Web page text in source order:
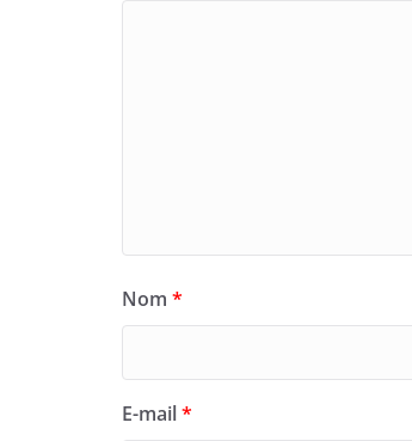
Nom *
E-mail*